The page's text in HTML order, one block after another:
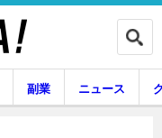
副業 ニュース